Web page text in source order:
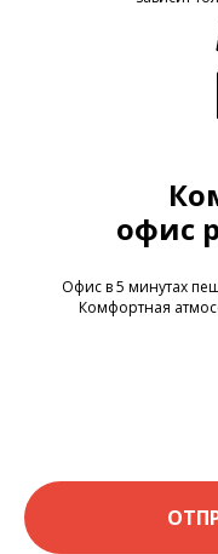
офис
Офис в 5 минутах
Комфортная